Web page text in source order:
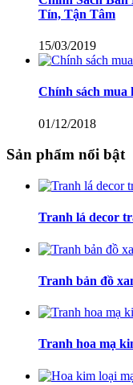
Tín, Tận Tâm
15/03/2019
Chính sách mua
01/12/2018
Sản phẩm nổi bật
Tranh lá decor
Tranh bản đồ
Tranh hoa mạ